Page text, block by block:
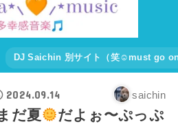
DJ Saichin 別サイト（笑☺must go
2024.09.14 saichin
だ夏
だよぉ〜ぷっぷ